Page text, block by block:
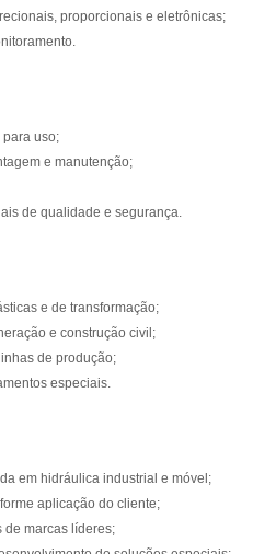
proporcionais e eletrônicas;
para uso;
e manutenção;
de qualidade e segurança.
e de transformação;
e construção civil;
de produção;
especiais.
em hidráulica industrial e móvel;
aplicação do cliente;
de marcas líderes;